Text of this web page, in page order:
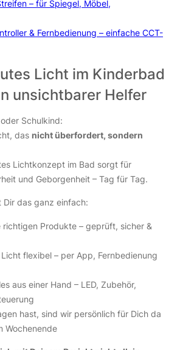
– für Spiegel, Möbel,
& Fernbedienung – einfache CCT-
Licht im Kinderbad
unsichtbarer Helfer
Schulkind:
das nicht überfordert, sondern
Lichtkonzept im Bad sorgt für
und Geborgenheit – Tag für Tag.
das ganz einfach:
Produkte – geprüft, sicher &
flexibel – per App, Fernbedienung
aus einer Hand – LED, Zubehör,
hast, sind wir persönlich für Dich da
Wochenende